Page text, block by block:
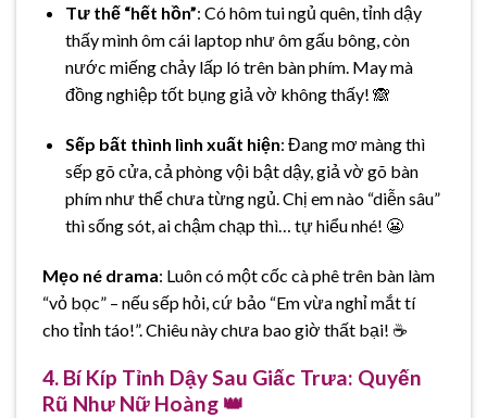
Tư thế “hết hồn”: Có hôm tui ngủ quên, tỉnh dậy
thấy mình ôm cái laptop như ôm gấu bông, còn
nước miếng chảy lấp ló trên bàn phím. May mà
đồng nghiệp tốt bụng giả vờ không thấy! 🙈
Sếp bất thình lình xuất hiện: Đang mơ màng thì
sếp gõ cửa, cả phòng vội bật dậy, giả vờ gõ bàn
phím như thể chưa từng ngủ. Chị em nào “diễn sâu”
thì sống sót, ai chậm chạp thì… tự hiểu nhé! 😬
Mẹo né drama: Luôn có một cốc cà phê trên bàn làm
“vỏ bọc” – nếu sếp hỏi, cứ bảo “Em vừa nghỉ mắt tí
cho tỉnh táo!”. Chiêu này chưa bao giờ thất bại! ☕
4. Bí Kíp Tỉnh Dậy Sau Giấc Trưa: Quyến
Rũ Như Nữ Hoàng 👑